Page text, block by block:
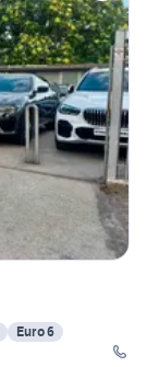
Euro 6